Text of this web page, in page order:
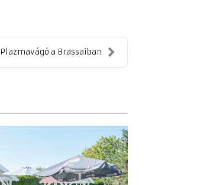
Plazmavágó a Brassaiban